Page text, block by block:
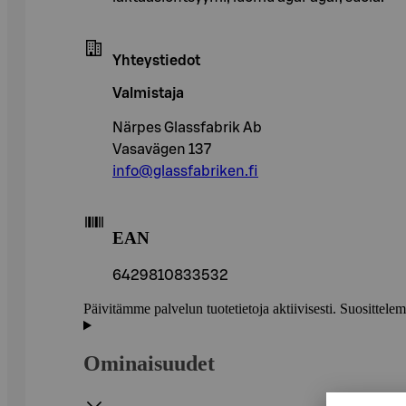
Yhteystiedot
Valmistaja
Närpes Glassfabrik Ab
Vasavägen 137
info@glassfabriken.fi
EAN
6429810833532
Päivitämme palvelun tuotetietoja aktiivisesti.
Ominaisuudet